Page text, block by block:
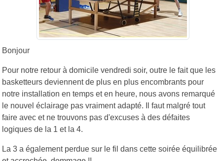
Bonjour
Pour notre retour à domicile vendredi soir, outre le fait que les
basketteurs deviennent de plus en plus encombrants pour
notre installation en temps et en heure, nous avons remarqué
le nouvel éclairage pas vraiment adapté. Il faut malgré tout
faire avec et ne trouvons pas d'excuses à des défaites
logiques de la 1 et la 4.
La 3 a également perdue sur le fil dans cette soirée équilibrée